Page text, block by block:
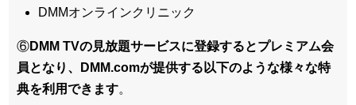
DMMオンラインクリニック
⑥DMM TVの見放題サービスに登録するとプレミアム会
員となり、DMM.comが提供する以下のような様々な特
典を利用できます。